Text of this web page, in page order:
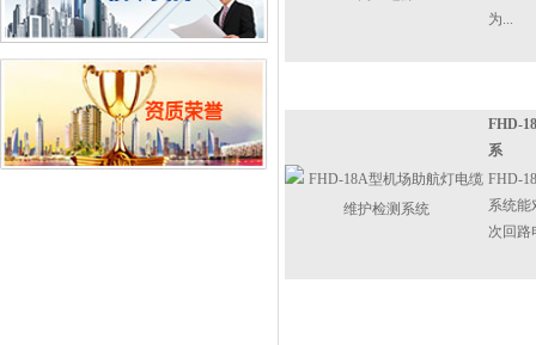
为...
FHD-
系
FHD-
系统能
次回路